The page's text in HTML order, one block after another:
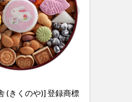
(きくのや)] 登録商標